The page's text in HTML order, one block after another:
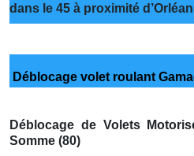
dans le 45 à proximité
Déblocage volet roulant
Déblocage de Volets
Somme (80)